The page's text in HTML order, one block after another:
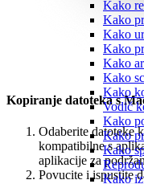
Kako
Kako
Kako
Kako
Kako
Kako
Kako
Vodič
Kako
Kako
Kako
Kako
Kopiranje datoteka s
Odaberite datoteke
kompatibilne s
aplikacije za
Povucite i ispustite